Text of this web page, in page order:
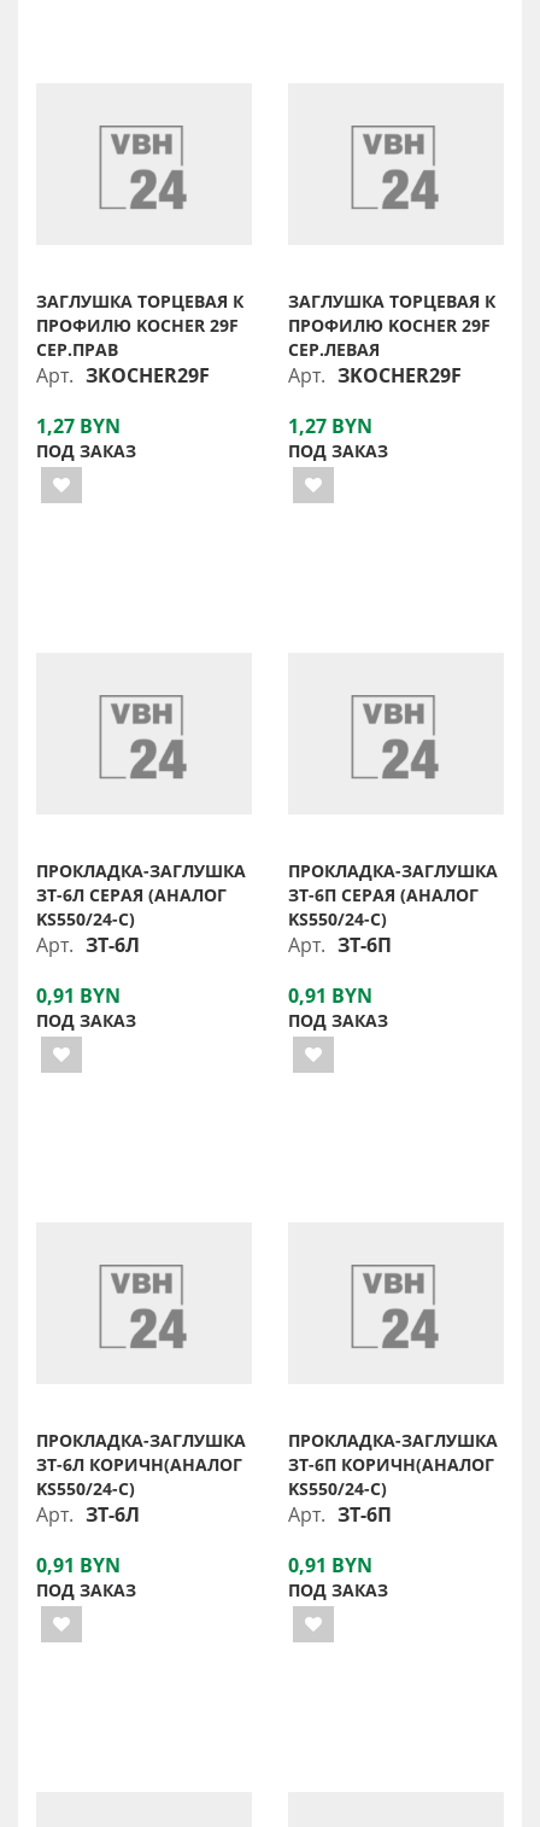
ЗАГЛУШКА ТОРЦЕВАЯ К
ПРОФИЛЮ KOCHER 29F
СЕР.ПРАВ
Арт. ЗKOCHER29F
1,27 BYN
ПОД ЗАКАЗ
ЗАГЛУШКА ТОРЦЕВАЯ К
ПРОФИЛЮ KOCHER 29F
СЕР.ЛЕВАЯ
Арт. ЗKOCHER29F
1,27 BYN
ПОД ЗАКАЗ
ПРОКЛАДКА-ЗАГЛУШКА
ЗТ-6Л СЕРАЯ (АНАЛОГ
KS550/24-C)
Арт. ЗТ-6Л
0,91 BYN
ПОД ЗАКАЗ
ПРОКЛАДКА-ЗАГЛУШКА
ЗТ-6П СЕРАЯ (АНАЛОГ
KS550/24-C)
Арт. ЗТ-6П
0,91 BYN
ПОД ЗАКАЗ
ПРОКЛАДКА-ЗАГЛУШКА
ЗТ-6Л КОРИЧН(АНАЛОГ
KS550/24-C)
Арт. ЗТ-6Л
0,91 BYN
ПОД ЗАКАЗ
ПРОКЛАДКА-ЗАГЛУШКА
ЗТ-6П КОРИЧН(АНАЛОГ
KS550/24-C)
Арт. ЗТ-6П
0,91 BYN
ПОД ЗАКАЗ